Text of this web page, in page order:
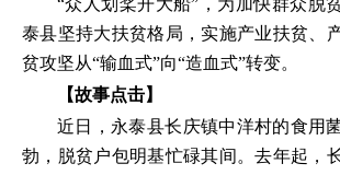
“众人划桨开大船”，为加快群众脱
泰县坚持大扶贫格局，实施产业扶贫、
贫攻坚从“输血式”向“造血式”转变。
【故事点击】
近日，永泰县长庆镇中洋村的食用
勃，脱贫户包明基忙碌其间。去年起，